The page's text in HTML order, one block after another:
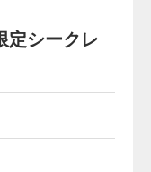
定シークレ